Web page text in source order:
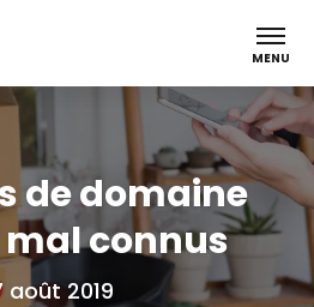
MENU
de domaine
connus
août 2019